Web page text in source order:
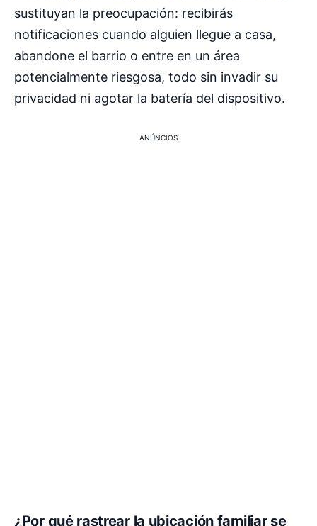
sustituyan la preocupación: recibirás
notificaciones cuando alguien llegue a casa,
abandone el barrio o entre en un área
potencialmente riesgosa, todo sin invadir su
privacidad ni agotar la batería del dispositivo.
ANÚNCIOS
¿Por qué rastrear la ubicación familiar se